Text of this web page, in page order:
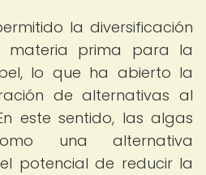
la diversificación
materia prima para la
lo que ha abierto la
de alternativas al
este sentido, las algas
una alternativa
potencial de reducir la